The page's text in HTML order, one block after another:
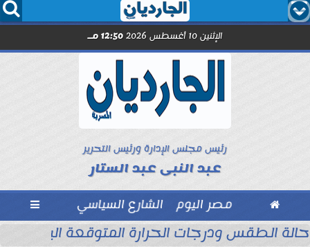
  
الإثنين 10 أغسطس 2026 12:50 مـ
رئيس مجلس الإدارة ورئيس التحرير
عبد النبى عبد الستار
 مصر اليوم الشارع السياسي 
حالة الطقس ودرجات الحرارة المتوقعة اليوم الإثنين 10 أغسطس